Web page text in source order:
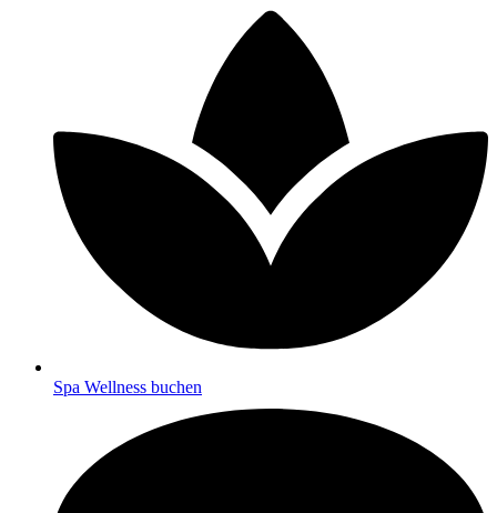
Spa Wellness buchen